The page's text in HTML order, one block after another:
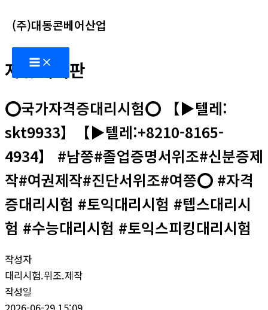
텐
츠
로
건
뛰
(주)대동콘베어산업
Main
Menu
자유게시판
⭕️국가자격증대리시험⭕️ 【▶텔레:
skt9933】【▶텔레:+8210-8165-
4934】 #남쯩#졸업증명서위조#신분증제
작#여권제작#진단서위조#여쯩⭕️ #자격
증대리시험 #토익대리시험 #텝스대리시
험 #수능대리시험 #토익스피킹대리시험
작성자
대리시험.위조.제작
작성일